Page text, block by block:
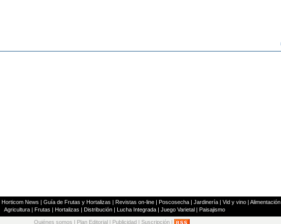
Horticom News | Guía de Frutas y Hortalizas | Revistas on-line| Poscosecha| Jardinería| Vid y vino| Alimentación
Agricultura| Frutas | Hortalizas | Distribución| Lucha Integrada| Juego Varietal| Paisajismo
Quiénes somos Plan Editorial Publicidad Suscripción